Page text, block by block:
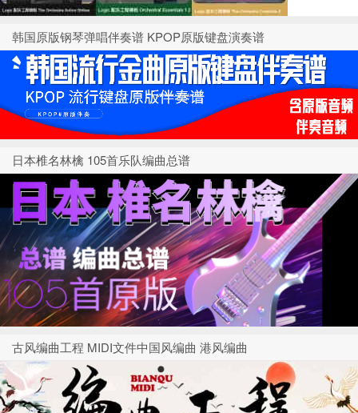
韩国原版钢琴弹唱伴奏谱 KPOP原版键盘演奏谱
日本椎名林檎 105首乐队编曲总谱
古风编曲工程 MIDI文件中国风编曲 港风编曲